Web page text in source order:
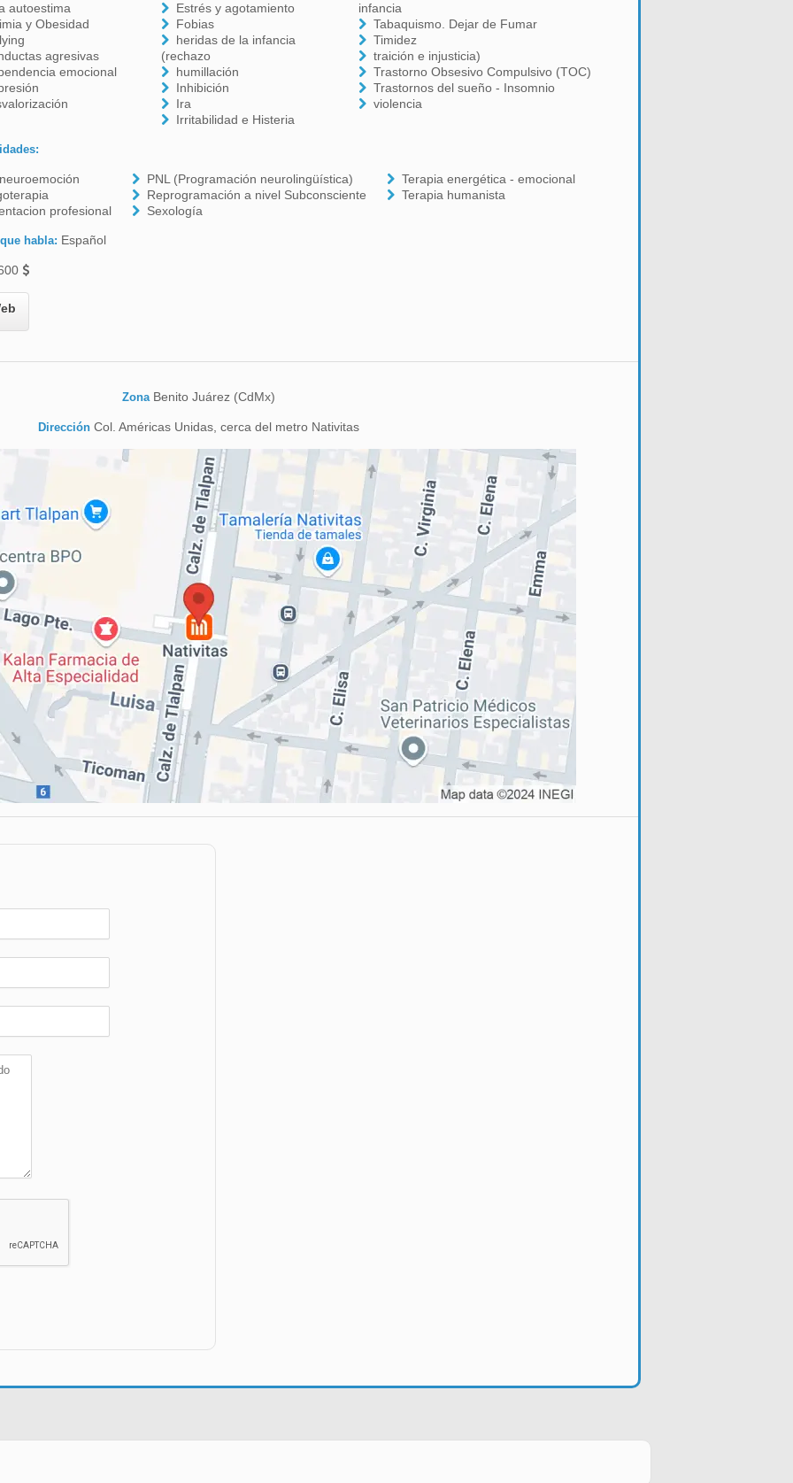
autoestima
y Obesidad
agresivas
emocional
Estrés y agotamiento
Fobias
heridas de la infancia
(rechazo
humillación
Inhibición
Ira
Irritabilidad e Histeria
infancia
Tabaquismo. Dejar de Fumar
Timidez
traición e injusticia)
Trastorno Obsesivo Compulsivo (TOC)
Trastornos del sueño - Insomnio
violencia
profesional
PNL (Programación neurolingüística)
Reprogramación a nivel Subconsciente
Sexología
Terapia energética - emocional
Terapia humanista
habla: Español
Zona Benito Juárez (CdMx)
DirecciónCol. Américas Unidas, cerca del metro Nativitas